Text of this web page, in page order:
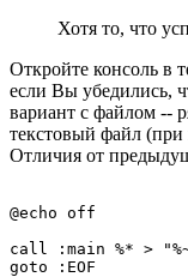
Хотя то, что
Откройте консоль в
если Вы убедились,
вариант с файлом --
текстовый файл (при
Отличия от
@echo off
call :main %* >
goto :EOF